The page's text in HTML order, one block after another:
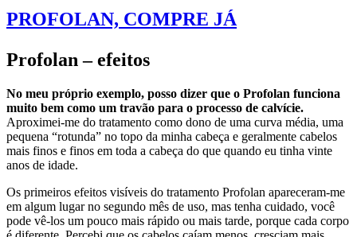
PROFOLAN, COMPRE JÁ
Profolan – efeitos
No meu próprio exemplo, posso dizer que o Profolan funciona
muito bem como um travão para o processo de calvície.
Aproximei-me do tratamento como dono de uma curva média, uma
pequena “rotunda” no topo da minha cabeça e geralmente cabelos
mais finos e finos em toda a cabeça do que quando eu tinha vinte
anos de idade.
Os primeiros efeitos visíveis do tratamento Profolan apareceram-me
em algum lugar no segundo mês de uso, mas tenha cuidado, você
pode vê-los um pouco mais rápido ou mais tarde, porque cada corpo